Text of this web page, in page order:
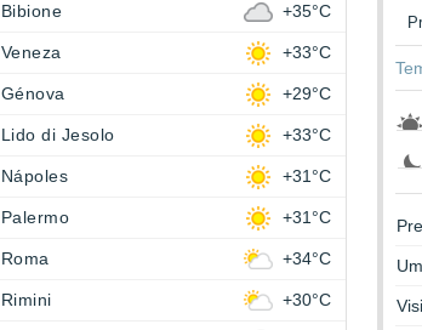
Bibione +35°C
Veneza +33°C
Génova +29°C
Lido di Jesolo +33°C
Nápoles +31°C
Palermo +31°C
Roma +34°C
Rimini +30°C